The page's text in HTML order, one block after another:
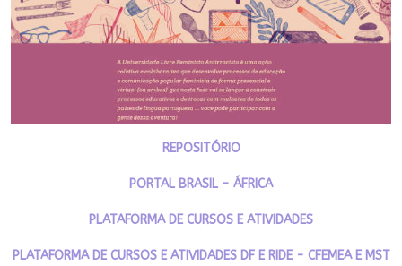
REPOSITÓRIO
PORTAL BRASIL - ÁFRICA
PLATAFORMA DE CURSOS E ATIVIDADES
PLATAFORMA DE CURSOS E ATIVIDADES DF E RIDE - CFEMEA E MST